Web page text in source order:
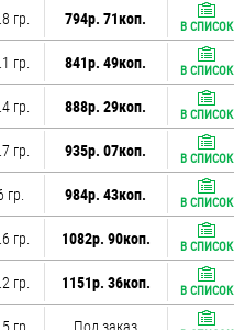
гр. 794р. 71коп. В СПИСОК
гр. 841р. 49коп. В СПИСОК
гр. 888р. 29коп. В СПИСОК
гр. 935р. 07коп. В СПИСОК
гр. 984р. 43коп. В СПИСОК
гр. 1082р. 90коп. В СПИСОК
гр. 1151р. 36коп. В СПИСОК